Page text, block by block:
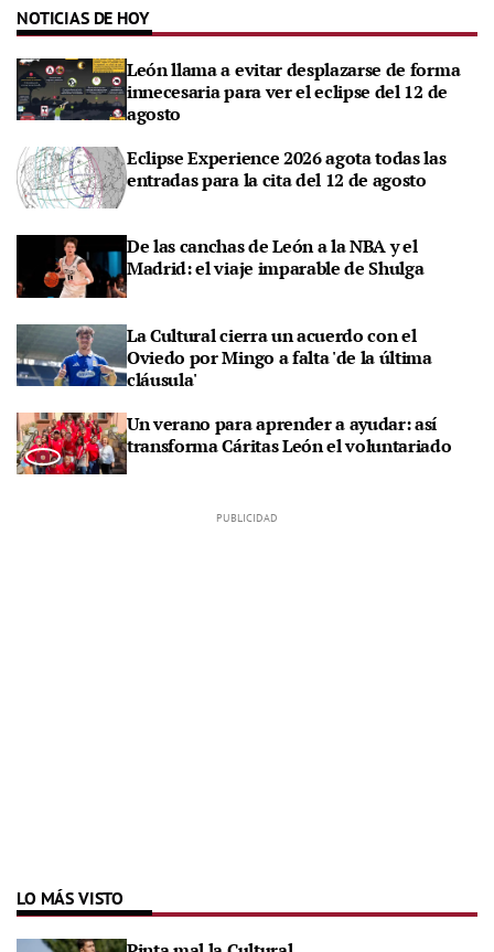
NOTICIAS DE HOY
León llama a evitar desplazarse de forma
innecesaria para ver el eclipse del 12 de
agosto
Eclipse Experience 2026 agota todas las
entradas para la cita del 12 de agosto
De las canchas de León a la NBA y el
Madrid: el viaje imparable de Shulga
La Cultural cierra un acuerdo con el
Oviedo por Mingo a falta 'de la última
cláusula'
Un verano para aprender a ayudar: así
transforma Cáritas León el voluntariado
LO MÁS VISTO